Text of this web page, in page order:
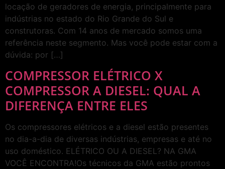
locação de geradores de energia, principalmente para
indústrias no estado do Rio Grande do Sul e
construtoras. Com 14 anos de mercado somos uma
referência neste segmento. Mas você pode estar com a
dúvida: por […]
COMPRESSOR ELÉTRICO X
COMPRESSOR A DIESEL: QUAL A
DIFERENÇA ENTRE ELES
Os compressores elétricos e a diesel estão presentes
no dia-a-dia de diversas indústrias, empresas e até no
uso doméstico. ELÉTRICO OU A DIESEL? NA GMA
VOCÊ ENCONTRA!Os técnicos da GMA estão prontos